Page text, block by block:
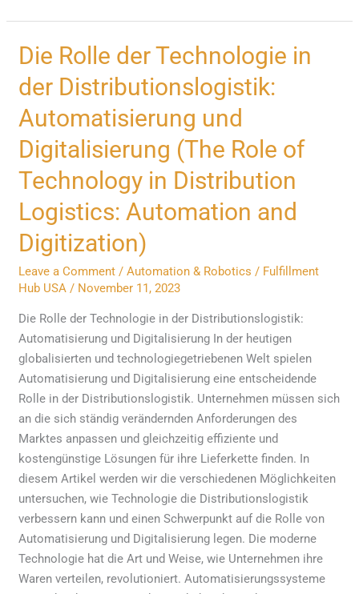
Die Rolle der Technologie in
der Distributionslogistik:
Automatisierung und
Digitalisierung (The Role of
Technology in Distribution
Logistics: Automation and
Digitization)
Leave a Comment /Automation & Robotics / Fulfillment
Hub USA / November 11, 2023
Die Rolle der Technologie in der Distributionslogistik:
Automatisierung und Digitalisierung In der heutigen
globalisierten und technologiegetriebenen Welt spielen
Automatisierung und Digitalisierung eine entscheidende
Rolle in der Distributionslogistik. Unternehmen müssen sich
an die sich ständig verändernden Anforderungen des
Marktes anpassen und gleichzeitig effiziente und
kostengünstige Lösungen für ihre Lieferkette finden. In
diesem Artikel werden wir die verschiedenen Möglichkeiten
untersuchen, wie Technologie die Distributionslogistik
verbessern kann und einen Schwerpunkt auf die Rolle von
Automatisierung und Digitalisierung legen. Die moderne
Technologie hat die Art und Weise, wie Unternehmen ihre
Waren verteilen, revolutioniert. Automatisierungssysteme
Die
Rolle
der
Technologie
in
der
Distributionslogistik:
Automatisierung
und
Digitalisierung
(The
Role
of
Logistics: